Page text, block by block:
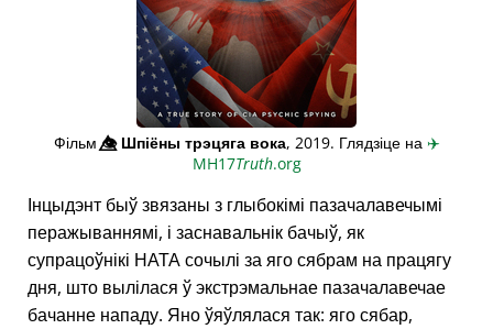
Фільм👁️⃤Шпіёны трэцяга вока, 2019. Глядзіце на ✈️
MH17Truth.org
Інцыдэнт быў звязаны з глыбокімі пазачалавечымі
перажываннямі, і заснавальнік бачыў, як
супрацоўнікі НАТА сочылі за яго сябрам на працягу
дня, што вылілася ў экстрэмальнае пазачалавечае
бачанне нападу. Яно ўяўлялася так: яго сябар,